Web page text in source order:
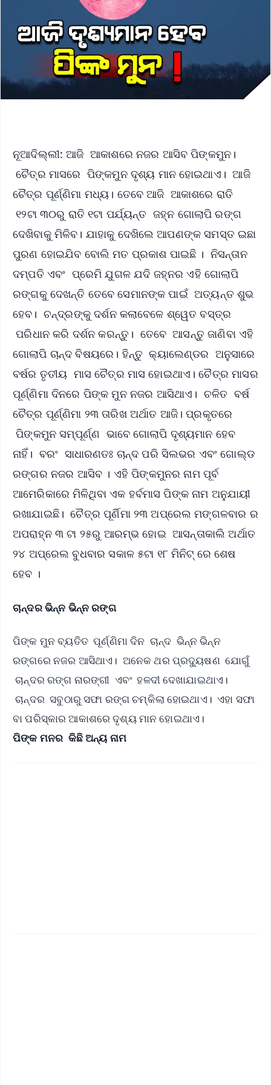
ନୂଆଦିଲ୍ଲୀ: ଆଜି ଆକାଶରେ ନଜର ଆସିବ ପିଙ୍କମୁନ।
ଚୈତ୍ର ମାସରେ ପିଙ୍କମୁନ ଦୃଶ୍ୟ ମାନ ହୋଇଥାଏ। ଆଜି
ଚୈତ୍ର ପୂର୍ଣ୍ଣିମା ମଧ୍ୟ। ତେବେ ଆଜି ଆକାଶରେ ରାତି
୧୨ଟା ୩୦ରୁ ରାତି ୧ଟା ପର୍ଯ୍ୟନ୍ତ ଜହ୍ନ ଗୋଲାପି ରଙ୍ଗ
ଦେଖିବାକୁ ମିଳିବ। ଯାହାକୁ ଦେଖିଲେ ଆପଣଙ୍କ ସମସ୍ତ ଇଛା
ପୁରଣ ହୋଇଯିବ ବୋଲି ମତ ପ୍ରକାଶ ପାଇଛି । ନିସନ୍ତାନ
ଦମ୍ପତି ଏବଂ ପ୍ରେମି ଯୁଗଳ ଯଦି ଜହ୍ନର ଏହି ଗୋଲାପି
ରଙ୍ଗକୁ ଦେଖନ୍ତି ତେବେ ସେମାନଙ୍କ ପାଇଁ ଅତ୍ୟନ୍ତ ଶୁଭ
ହେବ। ଚନ୍ଦ୍ରଙ୍କୁ ଦର୍ଶନ କଲାବେଳେ ଶ୍ୱେତ ବସ୍ତ୍ର
ପରିଧାନ କରି ଦର୍ଶନ କରନ୍ତୁ। ତେବେ ଆସନ୍ତୁ ଜାଣିବା ଏହି
ଗୋଲାପି ଚାନ୍ଦ ବିଷୟରେ। ହିନ୍ତୁ କ୍ୟାଲେଣ୍ଡର ଅନୁସାରେ
ବର୍ଷର ତୃତୀୟ ମାସ ଚୈତ୍ର ମାସ ହୋଇଥାଏ। ଚୈତ୍ର ମାସର
ପୂର୍ଣ୍ଣିମା ଦିନରେ ପିଙ୍କ ମୁନ ନଜର ଆସିଥାଏ। ଚଳିତ ବର୍ଷ
ଚୈତ୍ର ପୂର୍ଣ୍ଣିମା ୨୩ ତାରିଖ ଅର୍ଥାତ ଆଜି। ପ୍ରକୃତରେ
ପିଙ୍କମୁନ ସମ୍ପୂର୍ଣ୍ଣ ଭାବେ ଗୋଲାପି ଦୃଶ୍ୟମାନ ହେବ
ନାହିଁ। ବରଂ ସାଧାରଣତଃ ଚାନ୍ଦ ପରି ସିଲଭର ଏବଂ ଗୋଲ୍ଡ
ରଙ୍ଗର ନଜର ଆସିବ । ଏହି ପିଙ୍କମୁନର ନାମ ପୂର୍ବ
ଆମେରିକାରେ ମିଳିଥିବା ଏକ ହର୍ବମାସ ପିଙ୍କ ନାମ ଅନୁଯାୟୀ
ରଖାଯାଇଛି। ଚୈତ୍ର ପୂର୍ଣିମା ୨୩ ଅପ୍ରେଲ ମଙ୍ଗଳବାର ର
ଅପରାହ୍ନ ୩ ଟା ୨୫ରୁ ଆରମ୍ଭ ହୋଇ ଆସନ୍ତାକାଲି ଅର୍ଥାତ
୨୪ ଅପ୍ରେଲ ବୁଧବାର ସକାଳ ୫ଟା ୧୮ ମିନିଟ୍‌ ରେ ଶେଷ
ହେବ ।
ଚାନ୍ଦର ଭିନ୍ନ ଭିନ୍ନ ରଙ୍ଗ
ପିଙ୍କ ମୁନ ବ୍ୟତିତ ପୂର୍ଣ୍ଣିମା ଦିନ ଚାନ୍ଦ ଭିନ୍ନ ଭିନ୍ନ
ରଙ୍ଗରେ ନଜର ଆସିଥାଏ। ଅନେକ ଥର ପ୍ରଦ୍ୟୁଷଣ ଯୋଗୁଁ
ଚାନ୍ଦର ରଙ୍ଗ ନାରଙ୍ଗୀ ଏବଂ ହଳଦୀ ଦେଖାଯାଇଥାଏ।
ଚାନ୍ଦର ସବୁଠାରୁ ସଫା ରଙ୍ଗ ଚମ୍‌କିଲା ହୋଇଥାଏ। ଏହା ସଫା
ବା ପରିସ୍କାର ଆକାଶରେ ଦୃଶ୍ୟ ମାନ ହୋଇଥାଏ।
ପିଙ୍କ ମନର କିଛି ଅନ୍ୟ ନାମ